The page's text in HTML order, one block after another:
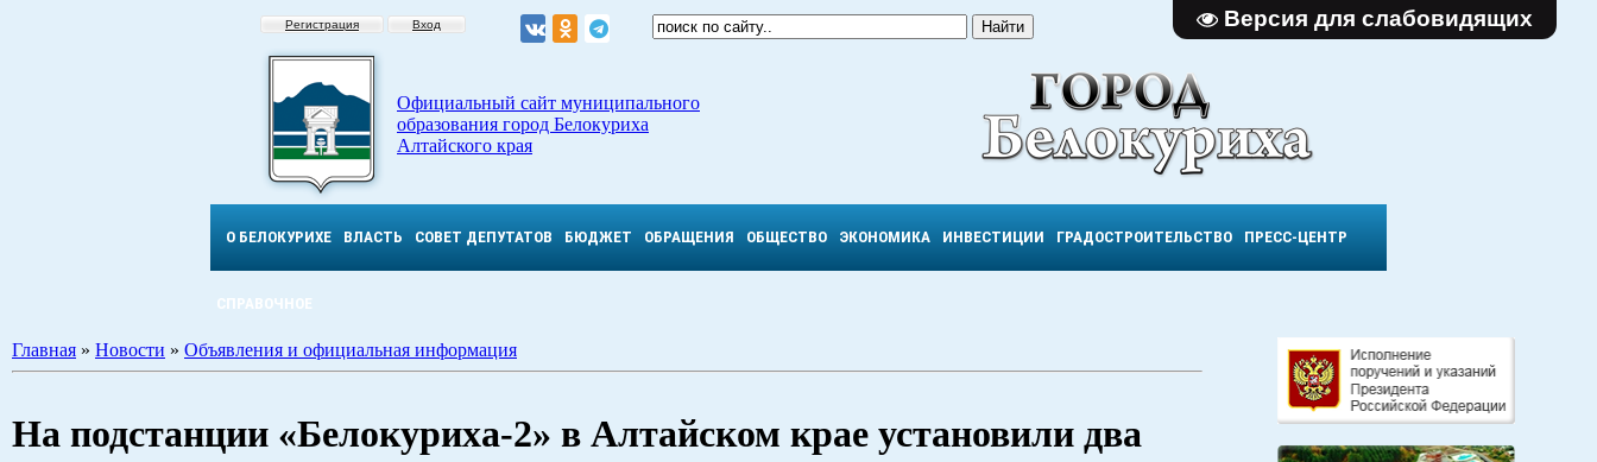
Версия для слабовидящих
Регистрация Вход
Официальный сайт муниципального
образования город Белокуриха
Алтайского края
О БЕЛОКУРИХЕ ВЛАСТЬ СОВЕТ ДЕПУТАТОВ БЮДЖЕТ ОБРАЩЕНИЯ ОБЩЕСТВО ЭКОНОМИКА ИНВЕСТИЦИИ ГРАДОСТРОИТЕЛЬСТВО ПРЕСС-ЦЕНТР
СПРАВОЧНОЕ
Главная » Новости » Объявления и официальная информация
На подстанции «Белокуриха-2» в Алтайском крае установили два